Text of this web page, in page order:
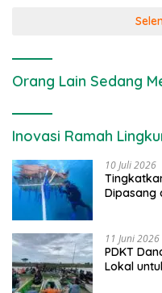
Orang Lain Sedang
Inovasi Ramah
10 Juli 2026
Dipasang
11 Juni 2026
PDKT
Lokal